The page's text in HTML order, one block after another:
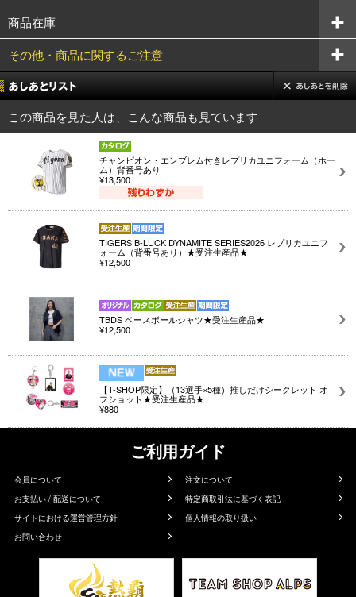
商品在庫
その他・商品に関するご注意
この商品を見た人は、こんな商品も見ています
チャンピオン・エンブレム付きレプリカユニフォーム（ホー
ム）背番号あり
¥13,500
TIGERS B-LUCK DYNAMITE SERIES2026 レプリカユニフ
ォーム（背番号あり）★受注生産品★
¥12,500
TBDS ベースボールシャツ★受注生産品★
¥12,500
【T-SHOP限定】（13選手×5種）推しだけシークレット オ
フショット★受注生産品★
¥880
ご利用ガイド
会員について
注文について
お支払い / 配送について
特定商取引法に基づく表記
サイトにおける運営管理方針
個人情報の取り扱い
お問い合わせ